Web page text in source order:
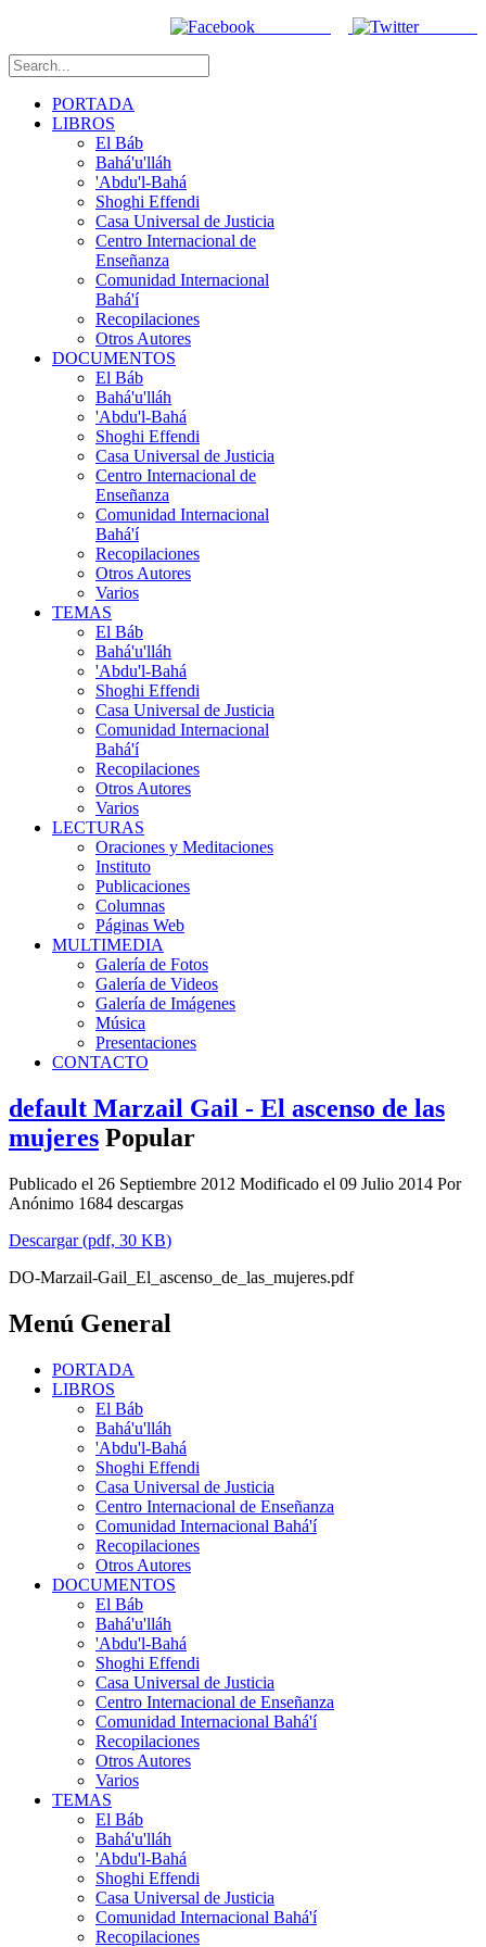
PORTADA
LIBROS
El Báb
Bahá'u'lláh
'Abdu'l-Bahá
Shoghi Effendi
Casa Universal de Justicia
Centro Internacional de
Enseñanza
Comunidad Internacional
Bahá'í
Recopilaciones
Otros Autores
DOCUMENTOS
El Báb
Bahá'u'lláh
'Abdu'l-Bahá
Shoghi Effendi
Casa Universal de Justicia
Centro Internacional de
Enseñanza
Comunidad Internacional
Bahá'í
Recopilaciones
Otros Autores
Varios
TEMAS
El Báb
Bahá'u'lláh
'Abdu'l-Bahá
Shoghi Effendi
Casa Universal de Justicia
Comunidad Internacional
Bahá'í
Recopilaciones
Otros Autores
Varios
LECTURAS
Oraciones y Meditaciones
Instituto
Publicaciones
Columnas
Páginas Web
MULTIMEDIA
Galería de Fotos
Galería de Videos
Galería de Imágenes
Música
Presentaciones
CONTACTO
default Marzail Gail - El ascenso de las
mujeres Popular
Publicado el 26 Septiembre 2012 Modificado el 09 Julio 2014 Por
Anónimo 1684 descargas
Descargar(pdf, 30 KB)
DO-Marzail-Gail_El_ascenso_de_las_mujeres.pdf
Menú General
PORTADA
LIBROS
El Báb
Bahá'u'lláh
'Abdu'l-Bahá
Shoghi Effendi
Casa Universal de Justicia
Centro Internacional de Enseñanza
Comunidad Internacional Bahá'í
Recopilaciones
Otros Autores
DOCUMENTOS
El Báb
Bahá'u'lláh
'Abdu'l-Bahá
Shoghi Effendi
Casa Universal de Justicia
Centro Internacional de Enseñanza
Comunidad Internacional Bahá'í
Recopilaciones
Otros Autores
Varios
TEMAS
El Báb
Bahá'u'lláh
'Abdu'l-Bahá
Shoghi Effendi
Casa Universal de Justicia
Comunidad Internacional Bahá'í
Recopilaciones